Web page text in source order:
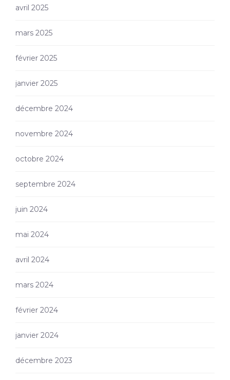
avril 2025
mars 2025
février 2025
janvier 2025
décembre 2024
novembre 2024
octobre 2024
septembre 2024
juin 2024
mai 2024
avril 2024
mars 2024
février 2024
janvier 2024
décembre 2023